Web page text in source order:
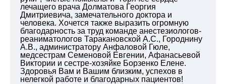
лечащего врача Долматова Георгия
Дмитриевича, замечательного доктора и
человека. Хочется также выразить огромную
благодарность за труд команде анестезиологов-
реаниматологов Таракановской А.С., Городнину
А.В., администратору Анфаловой Гюле,
медсестрам Семеновой Евгении, Афанасьевой
Виктории и сестре-хозяйке Борзенко Елене.
Здоровья Вам и Вашим близким, успехов в
нелегкой работе и благодарных пациентов!